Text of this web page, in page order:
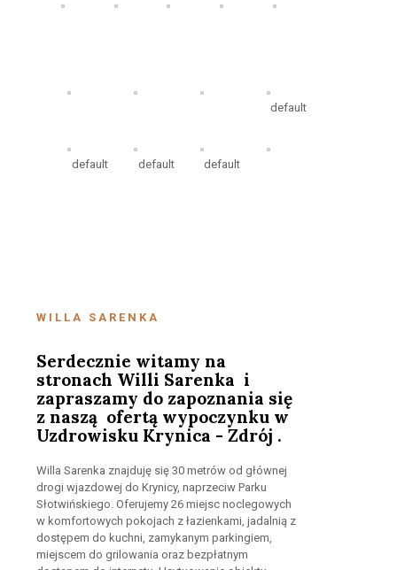
default
default default default
WILLA SARENKA
Serdecznie witamy na
stronach Willi Sarenka i
zapraszamy do zapoznania się
z naszą ofertą wypoczynku w
Uzdrowisku Krynica - Zdrój .
Willa Sarenka znajduję się 30 metrów od głównej
drogi wjazdowej do Krynicy, naprzeciw Parku
Słotwińskiego. Oferujemy 26 miejsc noclegowych
w komfortowych pokojach z łazienkami, jadalnią z
dostępem do kuchni, zamykanym parkingiem,
miejscem do grilowania oraz bezpłatnym